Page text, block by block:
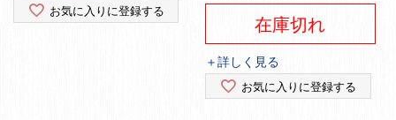
お気に入りに登録する
在庫切れ
＋詳しく見る
お気に入りに登録する